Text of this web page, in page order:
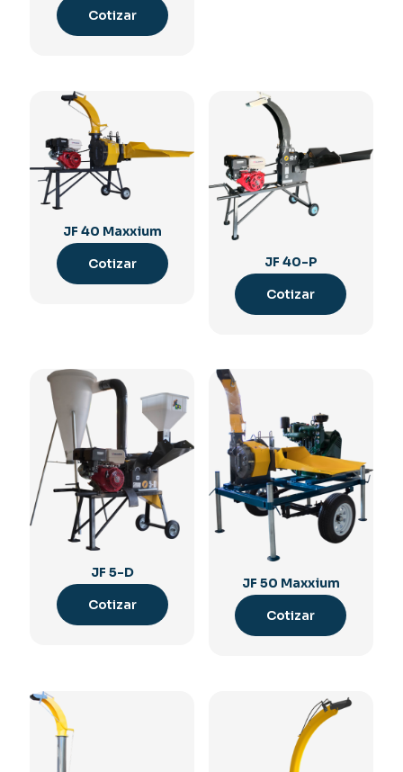
Cotizar
JF 40 Maxxium
Cotizar
JF 40-P
Cotizar
JF 5-D
Cotizar
JF 50 Maxxium
Cotizar